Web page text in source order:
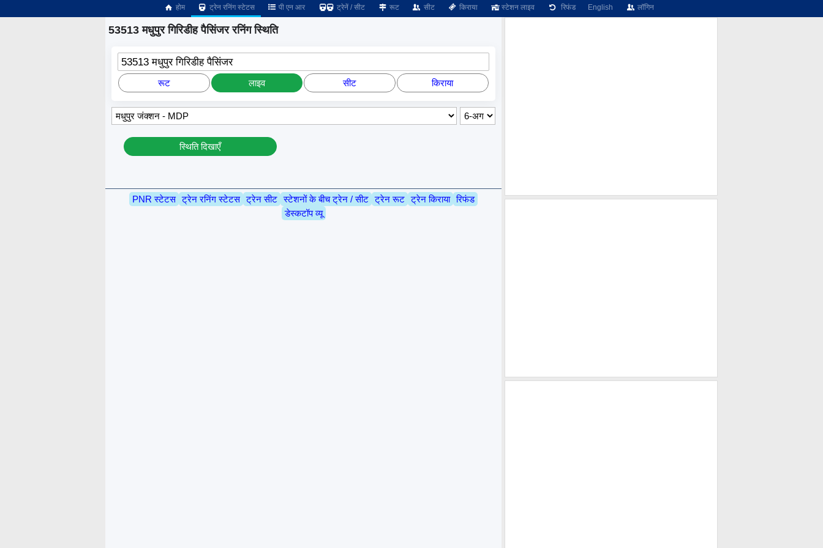
होम ट्रेन रनिंग स्टेटस पी एन आर ट्रेनें / सीट रूट सीट किराया स्टेशन लाइव रिफंड English लॉगिन
53513 मधुपुर गिरिडीह पैसिंजर रनिंग स्थिति
53513 मधुपुर गिरिडीह पैसिंजर
रूट लाइव सीट किराया
स्थिति दिखाएँ
PNR स्टेटस ट्रेन रनिंग स्टेटस ट्रेन सीट स्टेशनों के बीच ट्रेन / सीट ट्रेन रूट ट्रेन किराया रिफंड
डेस्कटॉप व्यू